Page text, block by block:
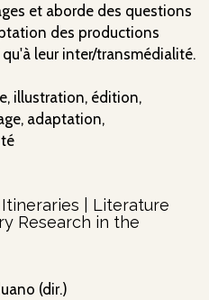
et aborde des questions
des productions
leur inter/transmédialité.
illustration, édition,
adaptation,
| Literature
Research in the
(dir.)